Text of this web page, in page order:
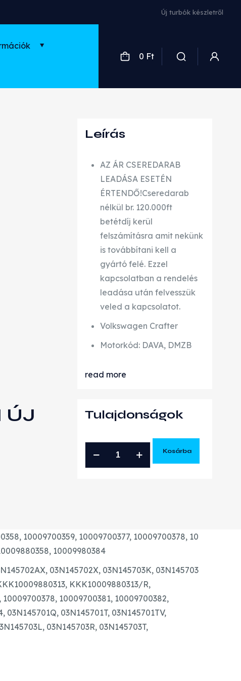
0 Ft
ÚJ
Leírás
AZ ÁR CSEREDARAB
LEADÁSA ESETÉN
ÉRTENDŐ!Cseredarab
nélkül br. 120.000ft
betétdíj kerül
felszámításra amit nekünk
is továbbítani kell a
gyártó felé. Ezzel
kapcsolatban a rendelés
leadása után felvesszük
veled a kapcsolatot.
Volkswagen Crafter
Motorkód: DAVA, DMZB
read more
Tulajdonságok
TURBÓ
mennyiség
Kosárba
10009700359, 10009700377, 10009700378, 10
10009980384
03N145702X, 03N145703K, 03N145703
KKK10009880313/R,
10009700381, 10009700382,
03N145701T, 03N145701TV,
03N145703R, 03N145703T,